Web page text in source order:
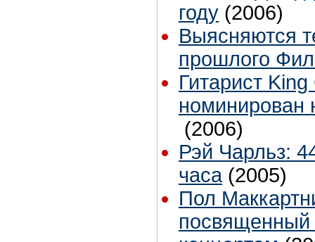
году (2006)
Выясняются
прошлого
Гитарист
номинирован
(2006)
Рэй Чарльз:
часа (2005)
Пол
посвященный